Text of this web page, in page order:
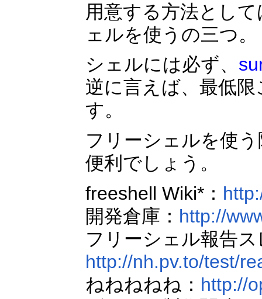
用意する方法とし
ェルを使うの三つ。
シェルには必ず、
逆に言えば、最低
す。
フリーシェルを使
便利でしょう。
freeshell Wiki*：
開発倉庫： http://
フリーシェル報告
http://nh.pv.to/test/
ねねねねね： http://